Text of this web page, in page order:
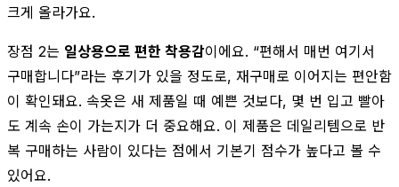
크게 올라가요.
장점 2는 일상용으로 편한 착용감이에요. “편해서 매번 여기서
구매합니다”라는 후기가 있을 정도로, 재구매로 이어지는 편안함
이 확인돼요. 속옷은 새 제품일 때 예쁜 것보다, 몇 번 입고 빨아
도 계속 손이 가는지가 더 중요해요. 이 제품은 데일리템으로 반
복 구매하는 사람이 있다는 점에서 기본기 점수가 높다고 볼 수
있어요.